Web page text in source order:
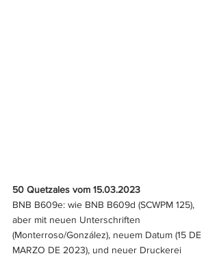
50 Quetzales vom 15.03.2023
BNB B609e: wie BNB B609d (SCWPM 125),
aber mit neuen Unterschriften
(Monterroso/González), neuem Datum (15 DE
MARZO DE 2023), und neuer Druckerei